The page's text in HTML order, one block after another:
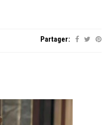
Partager: